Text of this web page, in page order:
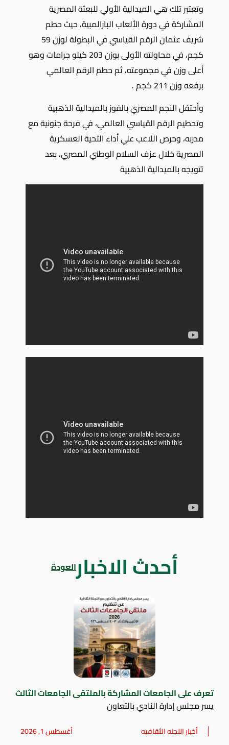
وتعتبر تلك هي الميدالية الأولي للبعثة المصرية
المشاركة في دورة الألعاب البارالمبية، حيث حطم
شريف عثمان الرقم القياسي في البطولة لوزن 59
كجم، في محاولته الأولى بوزن 203 كيلو جرامات وهو
أعلى وزن في مجموعته، ثم حطم الرقم العالمي
برفعه وزن 211 كجم .
وأحتفل النجم المصري بالفوز بالميدالية الذهبية
وتحطيم الرقم القياسي العالمي، في فرحة جنونية مع
مدربه، وحرص اللاعب علي أداء التحية العسكرية
المصرية خلال عزف السلام الوطني المصري، بعد
تتويجه بالميدالية الذهبية
أحدث الاخبارالعودة
تعرف على الجامعات المشاركة بالملتقى الجامعات الثالث
يسر مجلس إدارة النادي بالتعاون
أخبار اللجنه الثقافيه أغسطس 1, 2026